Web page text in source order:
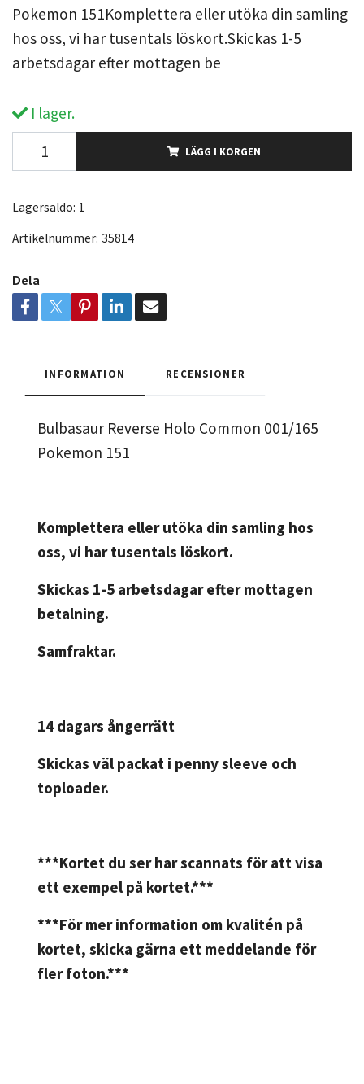
Pokemon 151Komplettera eller utöka din samling
hos oss, vi har tusentals löskort.Skickas 1-5
arbetsdagar efter mottagen be
I lager.
LÄGG I KORGEN
Lagersaldo: 1
Artikelnummer: 35814
Dela
INFORMATION RECENSIONER
Bulbasaur Reverse Holo Common 001/165
Pokemon 151
Komplettera eller utöka din samling hos
oss, vi har tusentals löskort.
Skickas 1-5 arbetsdagar efter mottagen
betalning.
Samfraktar.
14 dagars ångerrätt
Skickas väl packat i penny sleeve och
toploader.
***Kortet du ser har scannats för att visa
ett exempel på kortet.***
***För mer information om kvalitén på
kortet, skicka gärna ett meddelande för
fler foton.***